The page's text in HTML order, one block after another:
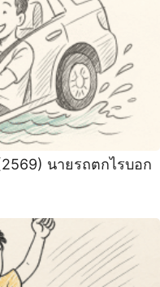
นายรถตกไรบอก